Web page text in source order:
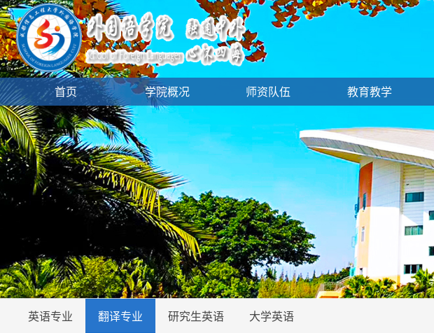
首页 学院概况 师资队伍 教育教学
英语专业 翻译专业 研究生英语 大学英语